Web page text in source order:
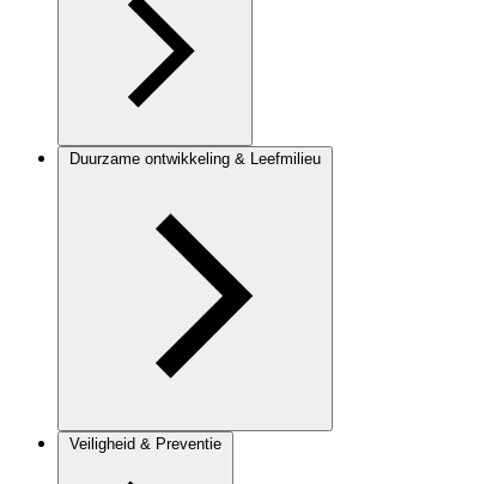
Duurzame ontwikkeling & Leefmilieu
Veiligheid & Preventie